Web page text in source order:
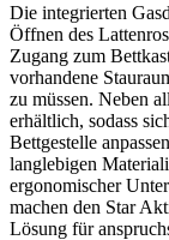
Die integrierten
Öffnen des
Zugang zum
vorhandene
zu müssen. Neben
erhältlich, sodass
Bettgestelle
langlebigen
ergonomischer
machen den Star
Lösung für